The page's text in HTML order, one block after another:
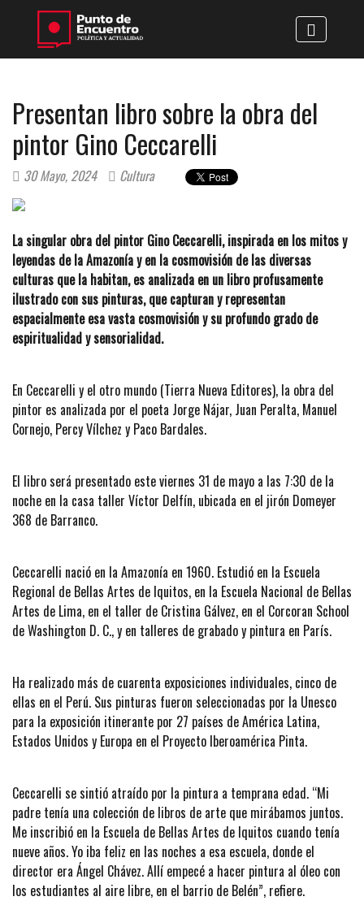
Presentan libro sobre la obra del
pintor Gino Ceccarelli
30 Mayo, 2024 Cultura
La singular obra del pintor Gino Ceccarelli, inspirada en los mitos y
leyendas de la Amazonía y en la cosmovisión de las diversas
culturas que la habitan, es analizada en un libro profusamente
ilustrado con sus pinturas, que capturan y representan
espacialmente esa vasta cosmovisión y su profundo grado de
espiritualidad y sensorialidad.
En Ceccarelli y el otro mundo (Tierra Nueva Editores), la obra del
pintor es analizada por el poeta Jorge Nájar, Juan Peralta, Manuel
Cornejo, Percy Vílchez y Paco Bardales.
El libro será presentado este viernes 31 de mayo a las 7:30 de la
noche en la casa taller Víctor Delfín, ubicada en el jirón Domeyer
368 de Barranco.
Ceccarelli nació en la Amazonía en 1960. Estudió en la Escuela
Regional de Bellas Artes de Iquitos, en la Escuela Nacional de Bellas
Artes de Lima, en el taller de Cristina Gálvez, en el Corcoran School
de Washington D. C., y en talleres de grabado y pintura en París.
Ha realizado más de cuarenta exposiciones individuales, cinco de
ellas en el Perú. Sus pinturas fueron seleccionadas por la Unesco
para la exposición itinerante por 27 países de América Latina,
Estados Unidos y Europa en el Proyecto Iberoamérica Pinta.
Ceccarelli se sintió atraído por la pintura a temprana edad. “Mi
padre tenía una colección de libros de arte que mirábamos juntos.
Me inscribió en la Escuela de Bellas Artes de Iquitos cuando tenía
nueve años. Yo iba feliz en las noches a esa escuela, donde el
director era Ángel Chávez. Allí empecé a hacer pintura al óleo con
los estudiantes al aire libre, en el barrio de Belén”, refiere.